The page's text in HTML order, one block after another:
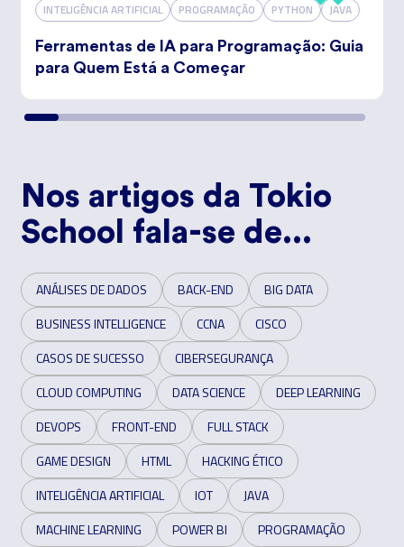
INTELIGÊNCIA ARTIFICIAL PROGRAMAÇÃO PYTHON JAVA
Ferramentas de IA para Programação: Guia
para Quem Está a Começar
Nos artigos da Tokio
School fala-se de...
ANÁLISES DE DADOS BACK-END
BIG DATA
BUSINESS INTELLIGENCE
CCNA
CISCO
CASOS DE SUCESSO
CIBERSEGURANÇA
CLOUD COMPUTING
DATA SCIENCE
DEEP LEARNING
DEVOPS
FRONT-END
FULL STACK
GAME DESIGN
HTML
HACKING ÉTICO
INTELIGÊNCIA ARTIFICIAL
IOT
JAVA
MACHINE LEARNING
POWER BI
PROGRAMAÇÃO